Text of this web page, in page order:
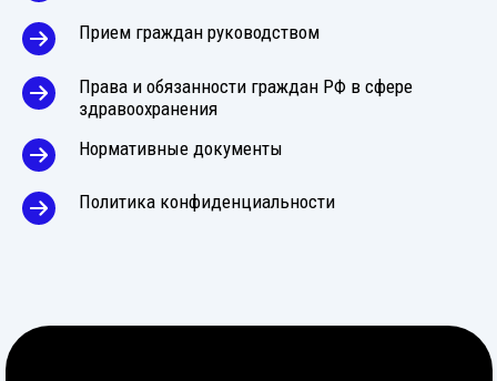
Прием граждан руководством
Права и обязанности граждан РФ в сфере
здравоохранения
Нормативные документы
Политика конфиденциальности